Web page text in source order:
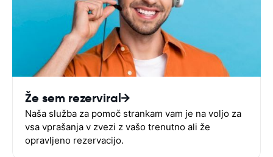
Že sem rezerviral
Naša služba za pomoč strankam vam je na voljo za
vsa vprašanja v zvezi z vašo trenutno ali že
opravljeno rezervacijo.